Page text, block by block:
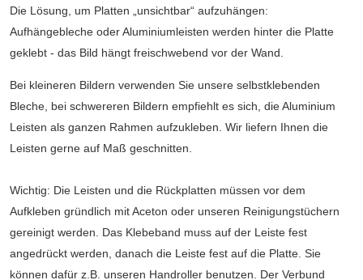
Die Lösung, um Platten „unsichtbar“ aufzuhängen:
Aufhängebleche oder Aluminiumleisten werden hinter die Platte
geklebt - das Bild hängt freischwebend vor der Wand.
Bei kleineren Bildern verwenden Sie unsere selbstklebenden
Bleche, bei schwereren Bildern empfiehlt es sich, die Aluminium
Leisten als ganzen Rahmen aufzukleben. Wir liefern Ihnen die
Leisten gerne auf Maß geschnitten.
Wichtig: Die Leisten und die Rückplatten müssen vor dem
Aufkleben gründlich mit Aceton oder unseren Reinigungstüchern
gereinigt werden. Das Klebeband muss auf der Leiste fest
angedrückt werden, danach die Leiste fest auf die Platte. Sie
können dafür z.B. unseren Handroller benutzen. Der Verbund